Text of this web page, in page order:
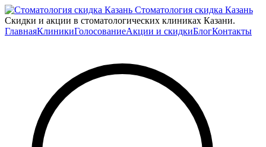
Стоматология скидка Казань
Скидки и акции в стоматологических клиниках Казани.
ГлавнаяКлиникиГолосованиеАкции и скидкиБлогКонтакты